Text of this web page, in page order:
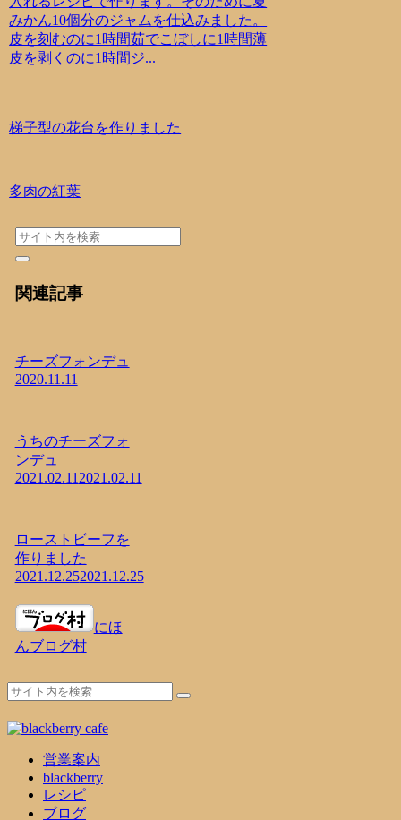
みかん10個分のジャムを仕込みました。
皮を刻むのに1時間茹でこぼしに1時間薄
皮を剥くのに1時間ジ...
梯子型の花台を作りました
多肉の紅葉
関連記事
チーズフォンデュ
2020.11.11
うちのチーズフォ
ンデュ
2021.02.11 2021.02.11
ローストビーフを
作りました
2021.12.252021.12.25
にほ
んブログ村
営業案内
blackberry
レシピ
ブログ